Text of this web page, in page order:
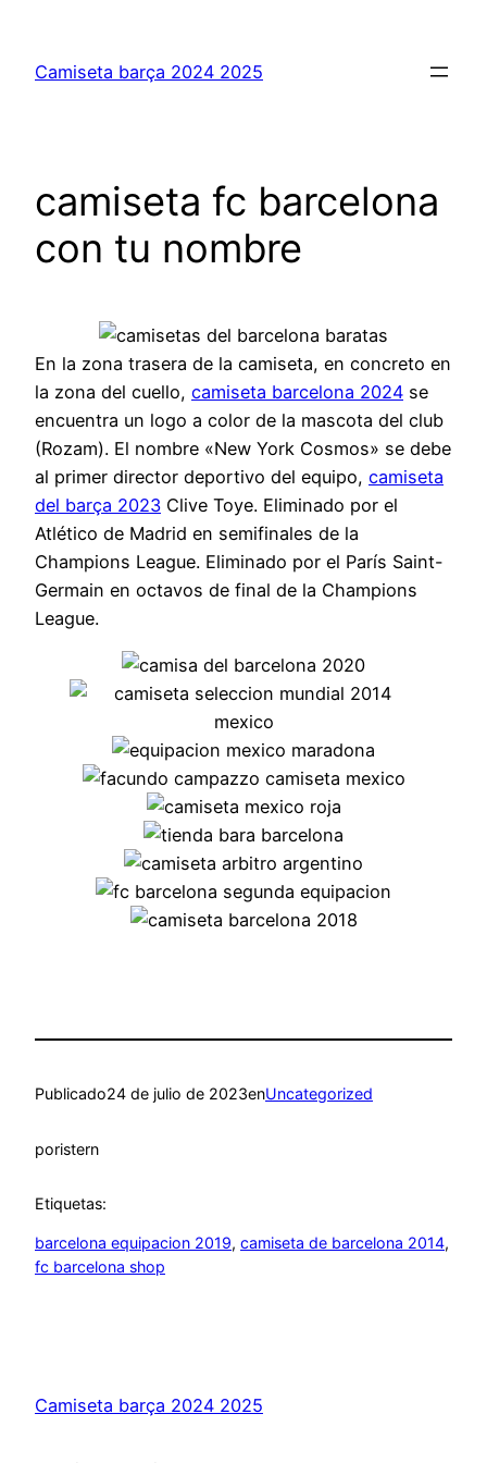
contenido
Camiseta barça 2024 2025
camiseta fc barcelona
con tu nombre
En la zona trasera de la camiseta, en concreto en
la zona del cuello, camiseta barcelona 2024 se
encuentra un logo a color de la mascota del club
(Rozam). El nombre «New York Cosmos» se debe
al primer director deportivo del equipo, camiseta
del barça 2023 Clive Toye. Eliminado por el
Atlético de Madrid en semifinales de la
Champions League. Eliminado por el París Saint-
Germain en octavos de final de la Champions
League.
Publicado24 de julio de 2023enUncategorized
poristern
Etiquetas:
barcelona equipacion 2019, camiseta de barcelona 2014
fc barcelona shop
Camiseta barça 2024 2025